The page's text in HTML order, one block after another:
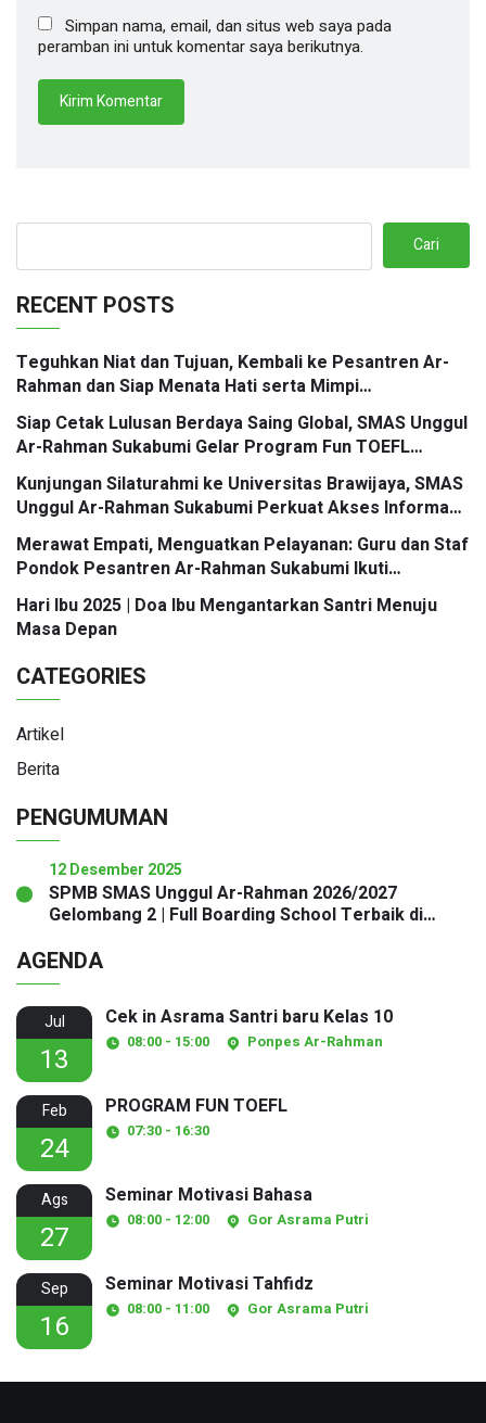
Simpan nama, email, dan situs web saya pada
peramban ini untuk komentar saya berikutnya.
Cari
RECENT POSTS
Teguhkan Niat dan Tujuan, Kembali ke Pesantren Ar-
Rahman dan Siap Menata Hati serta Mimpi
Berbingkaikan Doa
Siap Cetak Lulusan Berdaya Saing Global, SMAS Unggul
Ar-Rahman Sukabumi Gelar Program Fun TOEFL
Preparation Kolaborasi Santri Mengglobal
Kunjungan Silaturahmi ke Universitas Brawijaya, SMAS
Unggul Ar-Rahman Sukabumi Perkuat Akses Informasi
Jalur Masuk PTN
Merawat Empati, Menguatkan Pelayanan: Guru dan Staf
Pondok Pesantren Ar-Rahman Sukabumi Ikuti
Workshop Mastering Service Excellence
Hari Ibu 2025 | Doa Ibu Mengantarkan Santri Menuju
Masa Depan
CATEGORIES
Artikel
Berita
PENGUMUMAN
12 Desember 2025
SPMB SMAS Unggul Ar-Rahman 2026/2027
Gelombang 2 | Full Boarding School Terbaik di
AGENDA
Jul
13
Cek in Asrama Santri baru Kelas 10
08:00 - 15:00 Ponpes Ar-Rahman
Feb
24
PROGRAM FUN TOEFL
07:30 - 16:30
Ags
27
Seminar Motivasi Bahasa
08:00 - 12:00 Gor Asrama Putri
Sep
16
Seminar Motivasi Tahfidz
08:00 - 11:00 Gor Asrama Putri